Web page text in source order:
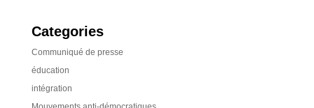
Categories
Communiqué de presse
éducation
intégration